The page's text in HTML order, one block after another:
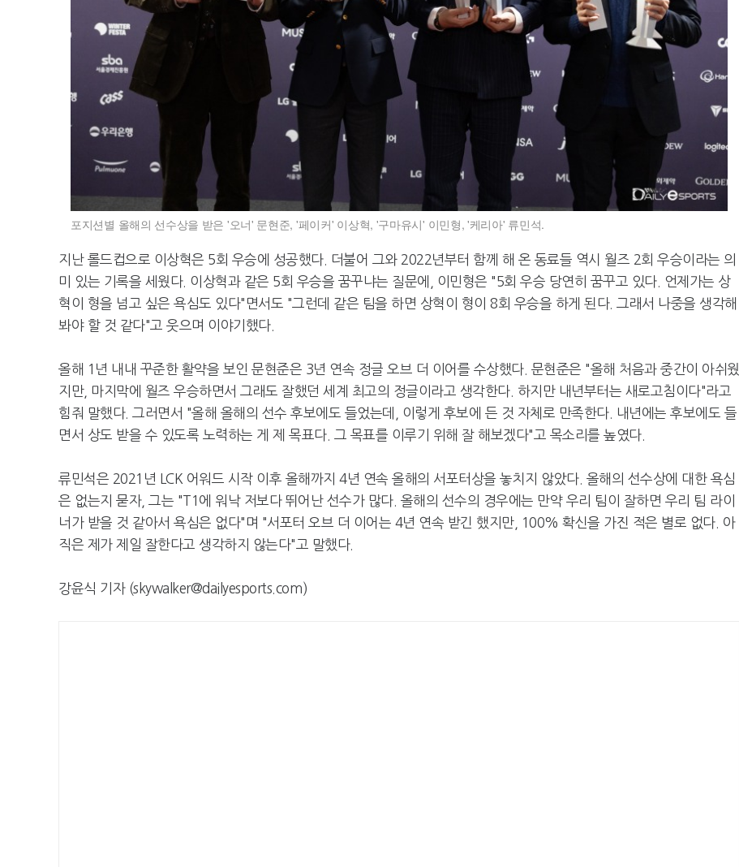
포지션별 올해의 선수상을 받은 '오너' 문현준, '페이커' 이상혁, '구마유시' 이민형, '케리아' 류민석.
지난 롤드컵으로 이상혁은 5회 우승에 성공했다. 더불어 그와 2022년부터 함께 해 온 동료들 역시 월즈 2회 우승이라는 의
미 있는 기록을 세웠다. 이상혁과 같은 5회 우승을 꿈꾸냐는 질문에, 이민형은 "5회 우승 당연히 꿈꾸고 있다. 언제가는 상
혁이 형을 넘고 싶은 욕심도 있다"면서도 "그런데 같은 팀을 하면 상혁이 형이 8회 우승을 하게 된다. 그래서 나중을 생각해
봐야 할 것 같다"고 웃으며 이야기했다.
올해 1년 내내 꾸준한 활약을 보인 문현준은 3년 연속 정글 오브 더 이어를 수상했다. 문현준은 "올해 처음과 중간이 아쉬웠
지만, 마지막에 월즈 우승하면서 그래도 잘했던 세계 최고의 정글이라고 생각한다. 하지만 내년부터는 새로고침이다"라고
힘줘 말했다. 그러면서 "올해 올해의 선수 후보에도 들었는데, 이렇게 후보에 든 것 자체로 만족한다. 내년에는 후보에도 들
면서 상도 받을 수 있도록 노력하는 게 제 목표다. 그 목표를 이루기 위해 잘 해보겠다"고 목소리를 높였다.
류민석은 2021년 LCK 어워드 시작 이후 올해까지 4년 연속 올해의 서포터상을 놓치지 않았다. 올해의 선수상에 대한 욕심
은 없는지 묻자, 그는 "T1에 워낙 저보다 뛰어난 선수가 많다. 올해의 선수의 경우에는 만약 우리 팀이 잘하면 우리 팀 라이
너가 받을 것 같아서 욕심은 없다"며 "서포터 오브 더 이어는 4년 연속 받긴 했지만, 100% 확신을 가진 적은 별로 없다. 아
직은 제가 제일 잘한다고 생각하지 않는다"고 말했다.
강윤식 기자 (skywalker@dailyesports.com)